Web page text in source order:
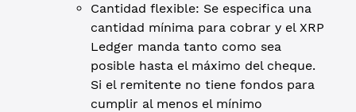
Cantidad flexible: Se especifica una
cantidad mínima para cobrar y el XRP
Ledger manda tanto como sea
posible hasta el máximo del cheque.
Si el remitente no tiene fondos para
cumplir al menos el mínimo